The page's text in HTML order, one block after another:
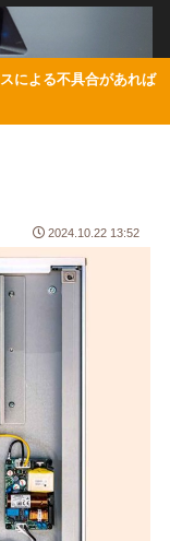
による不具合があれば
2024.10.22 13:52